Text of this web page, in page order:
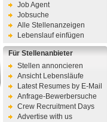
Job Agent
Jobsuche
Alle Stellenanzeigen
Lebenslauf einfügen
Für Stellenanbieter
Stellen annoncieren
Ansicht Lebensläufe
Latest Resumes by E-Mail
Anfrage-Bewerbersuche
Crew Recruitment Days
Advertise with us